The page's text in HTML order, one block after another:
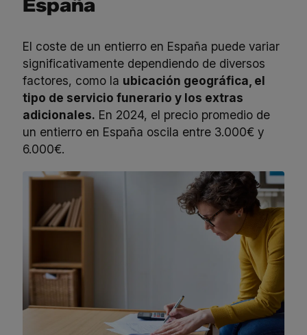
España
El coste de un entierro en España puede variar
significativamente dependiendo de diversos
factores, como la ubicación geográfica, el
tipo de servicio funerario y los extras
adicionales. En 2024, el precio promedio de
un entierro en España oscila entre 3.000€ y
6.000€.